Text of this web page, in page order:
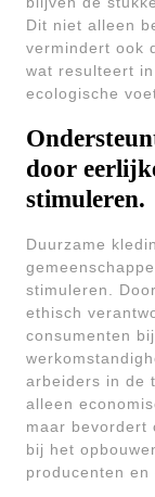
Dit niet alleen
vermindert ook
wat resulteert
ecologische
door
stimuleren.
Duurzame
stimuleren.
ethisch
consumenten
arbeiders in de
alleen
maar bevordert
bij het
producenten en